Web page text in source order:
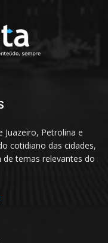
Juazeiro, Petrolina e
cotidiano das cidades,
temas relevantes do